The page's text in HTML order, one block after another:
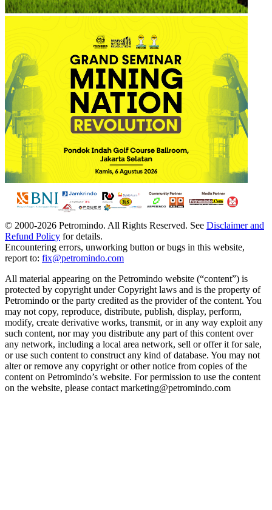
© 2000-2026 Petromindo. All Rights Reserved. See Disclaimer and
Refund Policy for details.
Encountering errors, unworking button or bugs in this website,
report to: fix@petromindo.com
All material appearing on the Petromindo website (“content”) is
protected by copyright under Copyright laws and is the property of
Petromindo or the party credited as the provider of the content. You
may not copy, reproduce, distribute, publish, display, perform,
modify, create derivative works, transmit, or in any way exploit any
such content, nor may you distribute any part of this content over
any network, including a local area network, sell or offer it for sale,
or use such content to construct any kind of database. You may not
alter or remove any copyright or other notice from copies of the
content on Petromindo’s website. For permission to use the content
on the website, please contact marketing@petromindo.com